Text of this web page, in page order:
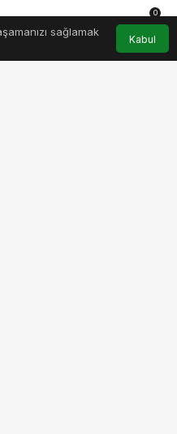
düzenlenen
Güncel
Kliniğe Metabolik
sağlamak
Kabul
Hesabım Bildirimler
0